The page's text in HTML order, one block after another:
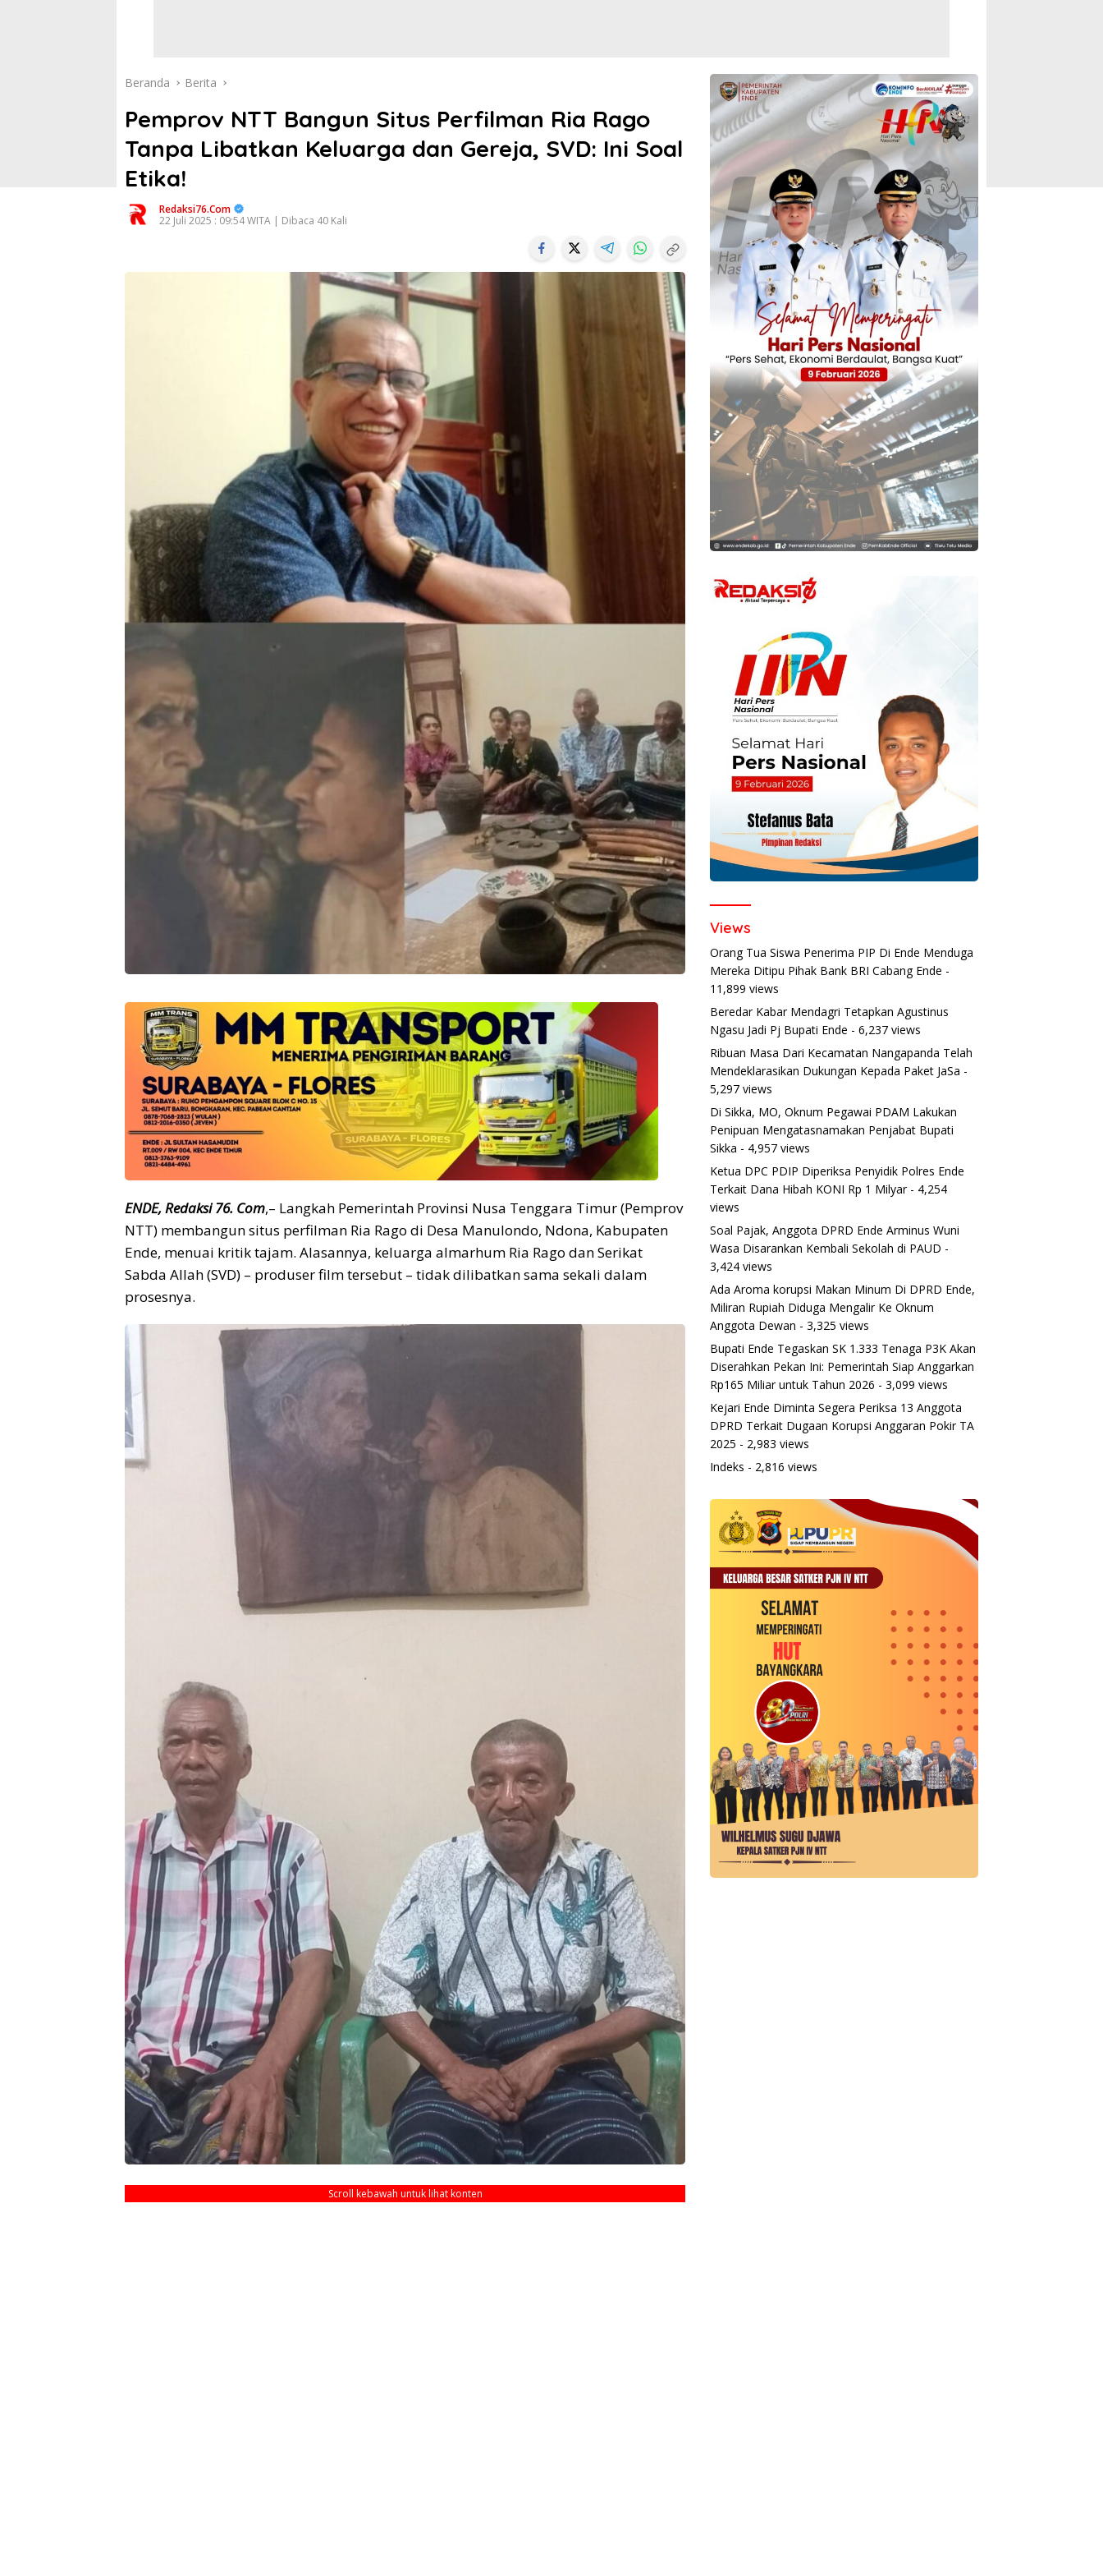
Beranda Berita
Pemprov NTT Bangun Situs Perfilman Ria Rago
Tanpa Libatkan Keluarga dan Gereja, SVD: Ini Soal
Etika!
Redaksi76.com
22 Juli 2025 : 09:54 WITA | Dibaca 40 Kali
ENDE, Redaksi 76. Com,– Langkah Pemerintah Provinsi Nusa Tenggara Timur (Pemprov
NTT) membangun situs perfilman Ria Rago di Desa Manulondo, Ndona, Kabupaten
Ende, menuai kritik tajam. Alasannya, keluarga almarhum Ria Rago dan Serikat
Sabda Allah (SVD) – produser film tersebut – tidak dilibatkan sama sekali dalam
prosesnya.
Scroll kebawah untuk lihat konten
Views
Orang Tua Siswa Penerima PIP Di Ende Menduga
Mereka Ditipu Pihak Bank BRI Cabang Ende -
11,899 views
Beredar Kabar Mendagri Tetapkan Agustinus
Ngasu Jadi Pj Bupati Ende - 6,237 views
Ribuan Masa Dari Kecamatan Nangapanda Telah
Mendeklarasikan Dukungan Kepada Paket JaSa -
5,297 views
Di Sikka, MO, Oknum Pegawai PDAM Lakukan
Penipuan Mengatasnamakan Penjabat Bupati
Sikka - 4,957 views
Ketua DPC PDIP Diperiksa Penyidik Polres Ende
Terkait Dana Hibah KONI Rp 1 Milyar- 4,254
views
Soal Pajak, Anggota DPRD Ende Arminus Wuni
Wasa Disarankan Kembali Sekolah di PAUD -
3,424 views
Ada Aroma korupsi Makan Minum Di DPRD Ende,
Miliran Rupiah Diduga Mengalir Ke Oknum
Anggota Dewan - 3,325 views
Bupati Ende Tegaskan SK 1.333 Tenaga P3K Akan
Diserahkan Pekan Ini: Pemerintah Siap Anggarkan
Rp165 Miliar untuk Tahun 2026 - 3,099 views
Kejari Ende Diminta Segera Periksa 13 Anggota
DPRD Terkait Dugaan Korupsi Anggaran Pokir TA
2025 - 2,983 views
Indeks - 2,816 views